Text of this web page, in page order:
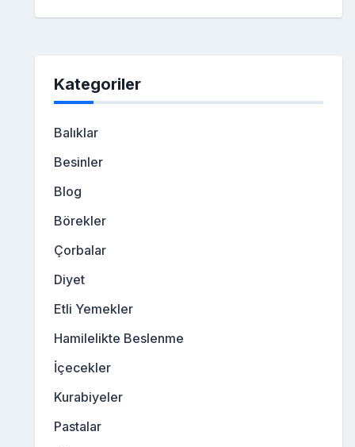
Kategoriler
Balıklar
Besinler
Blog
Börekler
Çorbalar
Diyet
Etli Yemekler
Hamilelikte Beslenme
İçecekler
Kurabiyeler
Pastalar